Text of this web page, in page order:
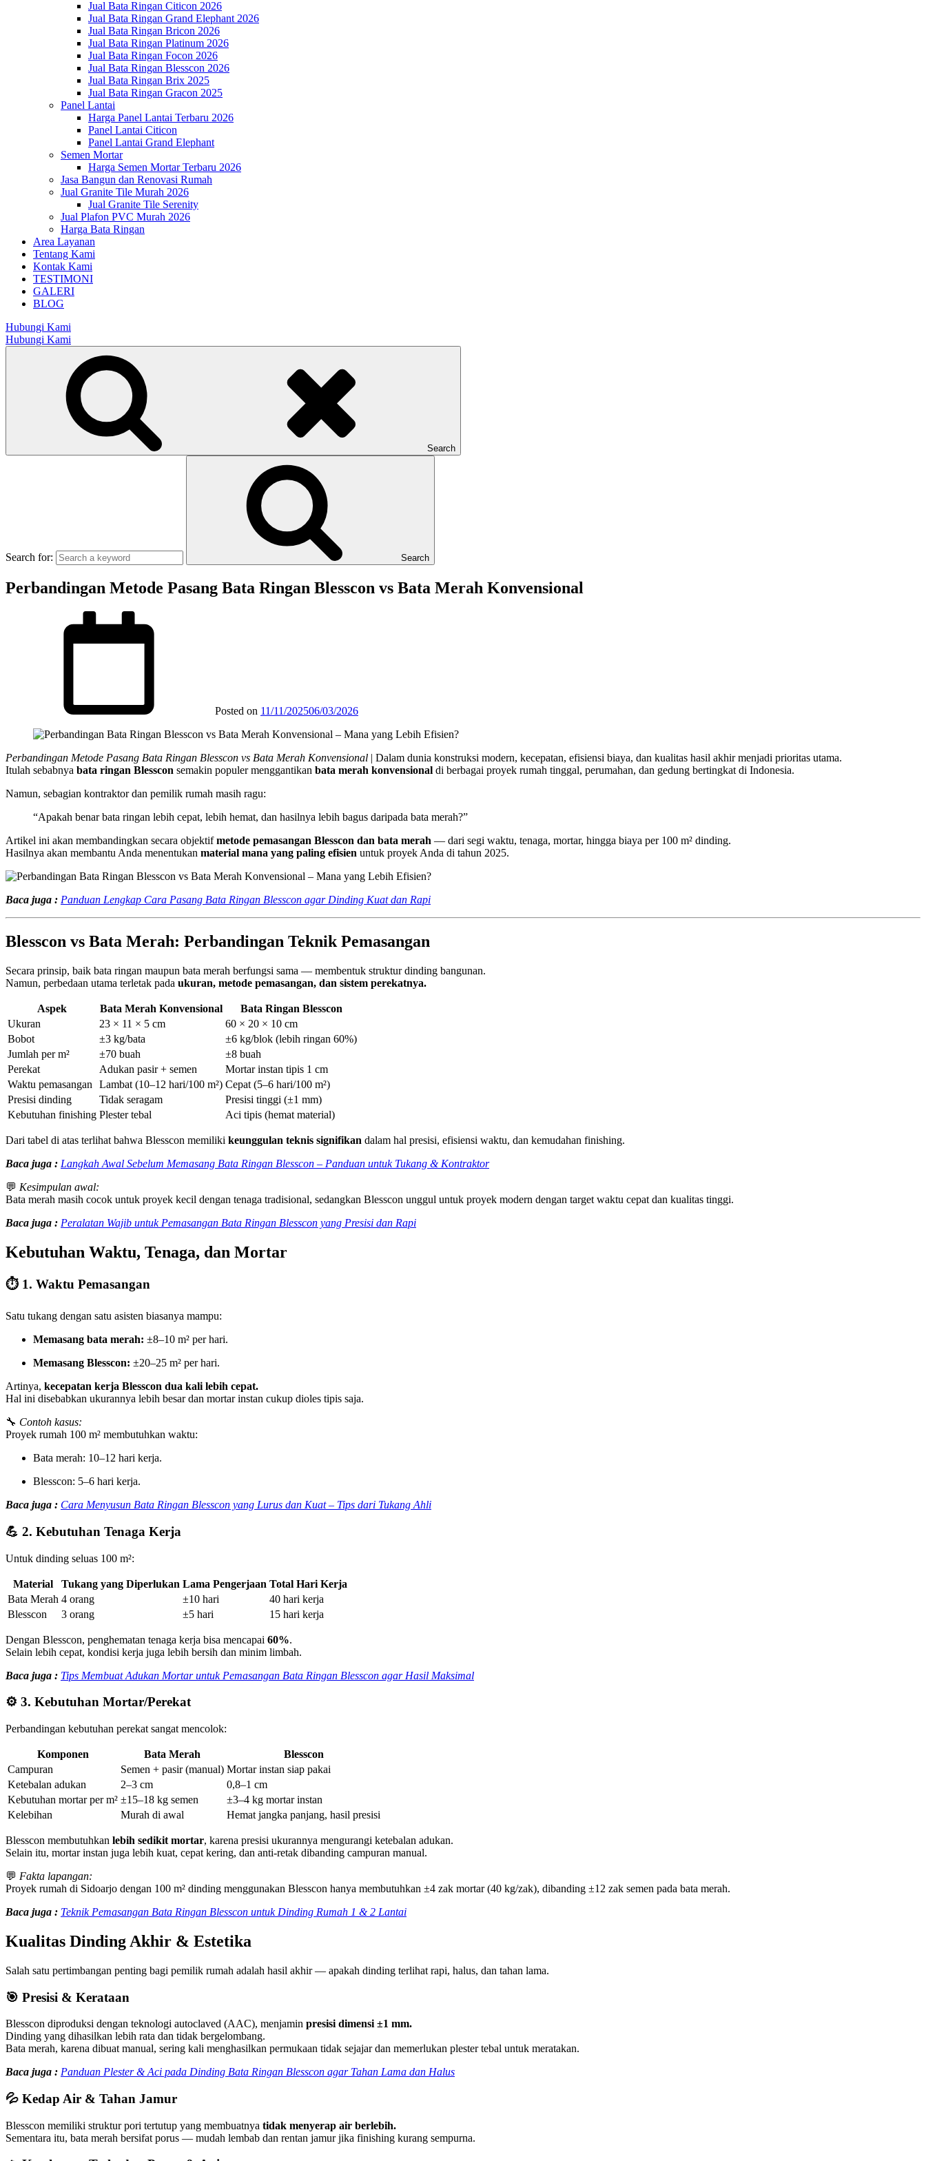
Jual Bata Ringan Citicon 2026
Jual Bata Ringan Grand Elephant 2026
Jual Bata Ringan Bricon 2026
Jual Bata Ringan Platinum 2026
Jual Bata Ringan Focon 2026
Jual Bata Ringan Blesscon 2026
Jual Bata Ringan Brix 2025
Jual Bata Ringan Gracon 2025
Panel Lantai
Harga Panel Lantai Terbaru 2026
Panel Lantai Citicon
Panel Lantai Grand Elephant
Semen Mortar
Harga Semen Mortar Terbaru 2026
Jasa Bangun dan Renovasi Rumah
Jual Granite Tile Murah 2026
Jual Granite Tile Serenity
Jual Plafon PVC Murah 2026
Harga Bata Ringan
Area Layanan
Tentang Kami
Kontak Kami
TESTIMONI
GALERI
BLOG
Hubungi Kami
Hubungi Kami
Search
Search for: Search
Perbandingan Metode Pasang Bata Ringan Blesscon vs Bata Merah Konvensional
Posted on 11/11/202506/03/2026
Perbandingan Metode Pasang Bata Ringan Blesscon vs Bata Merah Konvensional | Dalam dunia konstruksi modern, kecepatan, efisiensi biaya, dan kualitas hasil akhir menjadi prioritas utama.
Itulah sebabnya bata ringan Blesscon semakin populer menggantikan bata merah konvensional di berbagai proyek rumah tinggal, perumahan, dan gedung bertingkat di Indonesia.
Namun, sebagian kontraktor dan pemilik rumah masih ragu:
“Apakah benar bata ringan lebih cepat, lebih hemat, dan hasilnya lebih bagus daripada bata merah?”
Artikel ini akan membandingkan secara objektifmetode pemasangan Blesscon dan bata merah — dari segi waktu, tenaga, mortar, hingga biaya per 100 m² dinding.
Hasilnya akan membantu Anda menentukan material mana yang paling efisien untuk proyek Anda di tahun 2025.
Baca juga : Panduan Lengkap Cara Pasang Bata Ringan Blesscon agar Dinding Kuat dan Rapi
Blesscon vs Bata Merah: Perbandingan Teknik Pemasangan
Secara prinsip, baik bata ringan maupun bata merah berfungsi sama — membentuk struktur dinding bangunan.
Namun, perbedaan utama terletak pada ukuran, metode pemasangan, dan sistem perekatnya.
Aspek Bata Merah Konvensional
Bata Ringan Blesscon
Ukuran
23 × 11 × 5 cm
60 × 20 × 10 cm
Bobot
±3 kg/bata
±6 kg/blok (lebih ringan 60%)
Jumlah per m²
±70 buah
±8 buah
Perekat
Adukan pasir + semen
Mortar instan tipis 1 cm
Waktu pemasangan
Lambat (10–12 hari/100 m²) Cepat (5–6 hari/100 m²)
Presisi dinding
Tidak seragam
Presisi tinggi (±1 mm)
Kebutuhan finishing Plester tebal Aci tipis (hemat material)
Dari tabel di atas terlihat bahwa Blesscon memiliki keunggulan teknis signifikan dalam hal presisi, efisiensi waktu, dan kemudahan finishing.
Baca juga : Langkah Awal Sebelum Memasang Bata Ringan Blesscon – Panduan untuk Tukang & Kontraktor
💬 Kesimpulan awal:
Bata merah masih cocok untuk proyek kecil dengan tenaga tradisional, sedangkan Blesscon unggul untuk proyek modern dengan target waktu cepat dan kualitas tinggi.
Baca juga : Peralatan Wajib untuk Pemasangan Bata Ringan Blesscon yang Presisi dan Rapi
Kebutuhan Waktu, Tenaga, dan Mortar
⏱️ 1. Waktu Pemasangan
Satu tukang dengan satu asisten biasanya mampu:
Memasang bata merah: ±8–10 m² per hari.
Memasang Blesscon: ±20–25 m² per hari.
Artinya, kecepatan kerja Blesscon dua kali lebih cepat.
Hal ini disebabkan ukurannya lebih besar dan mortar instan cukup dioles tipis saja.
🔧 Contoh kasus:
Proyek rumah 100 m² membutuhkan waktu:
Bata merah: 10–12 hari kerja.
Blesscon: 5–6 hari kerja.
Baca juga : Cara Menyusun Bata Ringan Blesscon yang Lurus dan Kuat – Tips dari Tukang Ahli
💪 2. Kebutuhan Tenaga Kerja
Untuk dinding seluas 100 m²:
Material Tukang yang Diperlukan Lama Pengerjaan Total Hari Kerja
Bata Merah 4 orang ±10 hari
40 hari kerja
Blesscon
3 orang ±5 hari 15 hari kerja
Dengan Blesscon, penghematan tenaga kerja bisa mencapai 60%.
Selain lebih cepat, kondisi kerja juga lebih bersih dan minim limbah.
Baca juga : Tips Membuat Adukan Mortar untuk Pemasangan Bata Ringan Blesscon agar Hasil Maksimal
⚙️ 3. Kebutuhan Mortar/Perekat
Perbandingan kebutuhan perekat sangat mencolok:
Komponen Bata Merah
Blesscon
Campuran
Semen + pasir (manual) Mortar instan siap pakai
Ketebalan adukan
2–3 cm
0,8–1 cm
Kebutuhan mortar per m² ±15–18 kg semen
±3–4 kg mortar instan
Kelebihan
Murah di awal Hemat jangka panjang, hasil presisi
Blesscon membutuhkan lebih sedikit mortar, karena presisi ukurannya mengurangi ketebalan adukan.
Selain itu, mortar instan juga lebih kuat, cepat kering, dan anti-retak dibanding campuran manual.
💬 Fakta lapangan:
Proyek rumah di Sidoarjo dengan 100 m² dinding menggunakan Blesscon hanya membutuhkan ±4 zak mortar (40 kg/zak), dibanding ±12 zak semen pada bata merah.
Baca juga : Teknik Pemasangan Bata Ringan Blesscon untuk Dinding Rumah 1 & 2 Lantai
Kualitas Dinding Akhir & Estetika
Salah satu pertimbangan penting bagi pemilik rumah adalah hasil akhir — apakah dinding terlihat rapi, halus, dan tahan lama.
🎯 Presisi & Kerataan
Blesscon diproduksi dengan teknologi autoclaved (AAC), menjamin presisi dimensi ±1 mm.
Dinding yang dihasilkan lebih rata dan tidak bergelombang.
Bata merah, karena dibuat manual, sering kali menghasilkan permukaan tidak sejajar dan memerlukan plester tebal untuk meratakan.
Baca juga : Panduan Plester & Aci pada Dinding Bata Ringan Blesscon agar Tahan Lama dan Halus
💦 Kedap Air & Tahan Jamur
Blesscon memiliki struktur pori tertutup yang membuatnya tidak menyerap air berlebih.
Sementara itu, bata merah bersifat porus — mudah lembab dan rentan jamur jika finishing kurang sempurna.